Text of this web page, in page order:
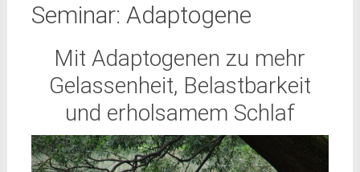
Seminar: Adaptogene
Mit Adaptogenen zu mehr
Gelassenheit, Belastbarkeit
und erholsamem Schlaf